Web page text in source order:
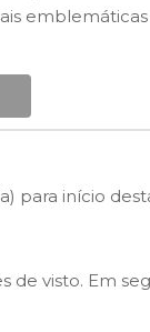
para início
de visto. Em